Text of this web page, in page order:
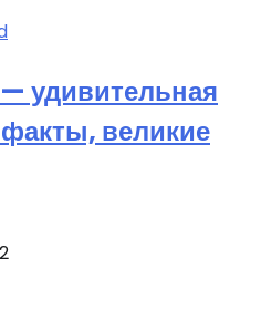
удивительная
великие